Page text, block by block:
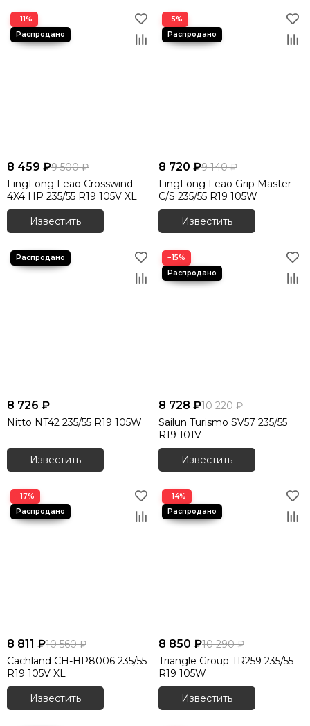
−11%
8 459 ₽9 500 ₽
LingLong Leao Crosswind
4X4 HP 235/55 R19 105V XL
Известить
−5%
8 720 ₽9 140 ₽
LingLong Leao Grip Master
C/S 235/55 R19 105W
Известить
8 726 ₽
Nitto NT42 235/55 R19 105W
Известить
−15%
8 728 ₽10 220 ₽
Sailun Turismo SV57 235/55
R19 101V
Известить
−17%
8 811 ₽10 560 ₽
Cachland CH-HP8006 235/55
R19 105V XL
Известить
−14%
8 850 ₽10 290 ₽
Triangle Group TR259 235/55
R19 105W
Известить